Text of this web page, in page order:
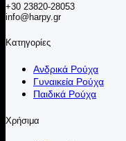
+30 23820-28053
info@harpy.gr
Κατηγορίες
Ανδρικά Ρούχα
Γυναικεία Ρούχα
Παιδικά Ρούχα
Χρήσιμα